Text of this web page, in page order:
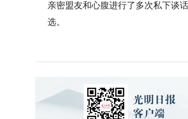
亲密盟友和心腹进行了多次私下谈
选。